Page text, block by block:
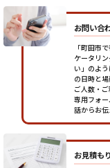
お問い合
「町田市
ケータリ
い」のよ
の日時と
ご人数・
専用フォ
話からお伝
お見積もり